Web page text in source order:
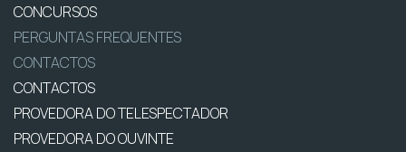
CONCURSOS
PERGUNTAS FREQUENTES
CONTACTOS
CONTACTOS
PROVEDORA DO TELESPECTADOR
PROVEDORA DO OUVINTE